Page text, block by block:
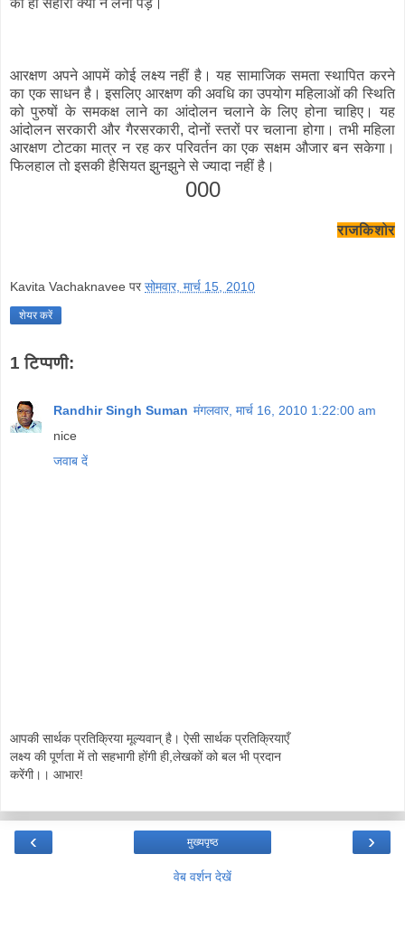
आरक्षण अपने आपमें कोई लक्ष्य नहीं है। यह सामाजिक समता स्थापित करने
का एक साधन है। इसलिए आरक्षण की अवधि का उपयोग महिलाओं की स्थिति
को पुरुषों के समकक्ष लाने का आंदोलन चलाने के लिए होना चाहिए। यह
आंदोलन सरकारी और गैरसरकारी, दोनों स्तरों पर चलाना होगा। तभी महिला
आरक्षण टोटका मात्र न रह कर परिवर्तन का एक सक्षम औजार बन सकेगा।
फिलहाल तो इसकी हैसियत झुनझुने से ज्यादा नहीं है।
000
राजकिशोर
Kavita Vachaknavee परसोमवार, मार्च 15, 2010
शेयर करें
1 टिप्पणी:
Randhir Singh Suman मंगलवार, मार्च 16, 2010 1:22:00 am
nice
जवाब दें
आपकी सार्थक प्रतिक्रिया मूल्यवान् है। ऐसी सार्थक प्रतिक्रियाएँ
लक्ष्य की पूर्णता में तो सहभागी होंगी ही,लेखकों को बल भी प्रदान
करेंगी।। आभार!
‹ ›
मुख्यपृष्ठ
वेब वर्शन देखें